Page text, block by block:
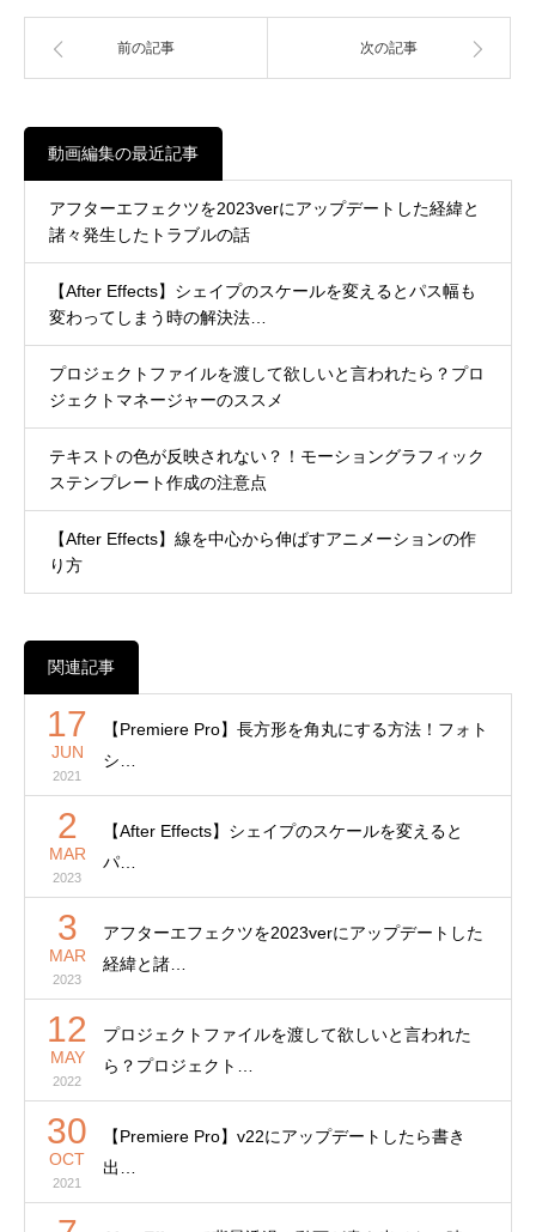
前の記事 次の記事
動画編集の最近記事
アフターエフェクツを2023verにアップデートした経緯と
諸々発生したトラブルの話
【After Effects】シェイプのスケールを変えるとパス幅も
変わってしまう時の解決法…
プロジェクトファイルを渡して欲しいと言われたら？プロ
ジェクトマネージャーのススメ
テキストの色が反映されない？！モーショングラフィック
ステンプレート作成の注意点
【After Effects】線を中心から伸ばすアニメーションの作
り方
関連記事
17
JUN
2021
【Premiere Pro】長方形を角丸にする方法！フォト
シ…
2
MAR
2023
【After Effects】シェイプのスケールを変えると
パ…
3
MAR
2023
アフターエフェクツを2023verにアップデートした
経緯と諸…
12
MAY
2022
プロジェクトファイルを渡して欲しいと言われた
ら？プロジェクト…
30
OCT
2021
【Premiere Pro】v22にアップデートしたら書き
出…